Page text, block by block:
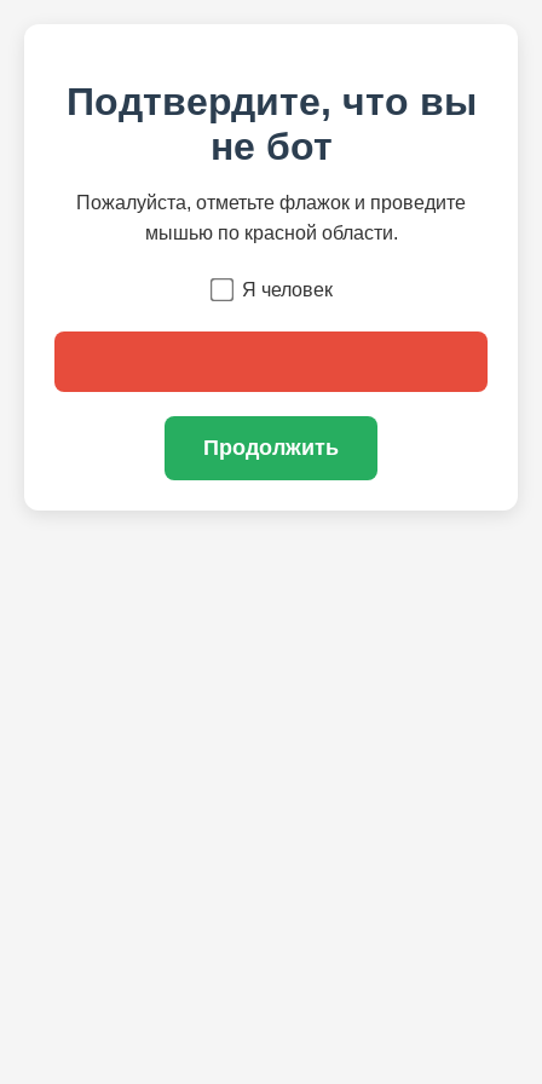
Подтвердите, что вы
не бот
Пожалуйста, отметьте флажок и проведите
мышью по красной области.
Я человек
Продолжить